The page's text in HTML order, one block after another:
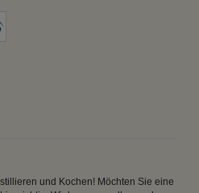
und Kochen! Möchten Sie eine